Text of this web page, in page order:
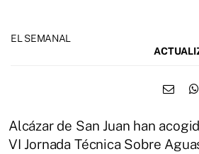
EL SEMANAL
Alcázar de San Juan han
VI Jornada Técnica Sobre